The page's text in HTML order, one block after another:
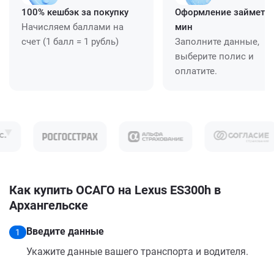
100% кешбэк за покупку
Начисляем баллами на
счет (1 балл = 1 рубль)
Оформление займет
мин
Заполните данные,
выберите полис и
оплатите.
Как купить ОСАГО на Lexus ES300h в
Архангельске
1
Введите данные
Укажите данные вашего транспорта и водителя.